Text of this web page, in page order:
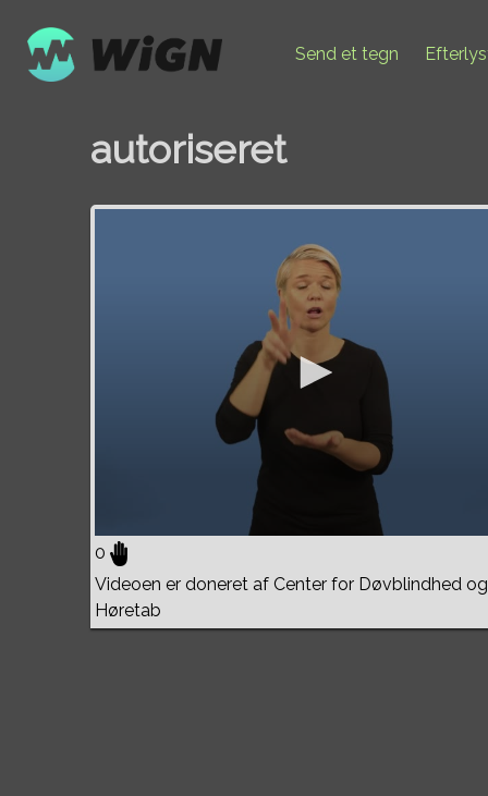
Send et tegn
autoriseret
0
Videoen er doneret af Center for Døvblindhed og
Høretab